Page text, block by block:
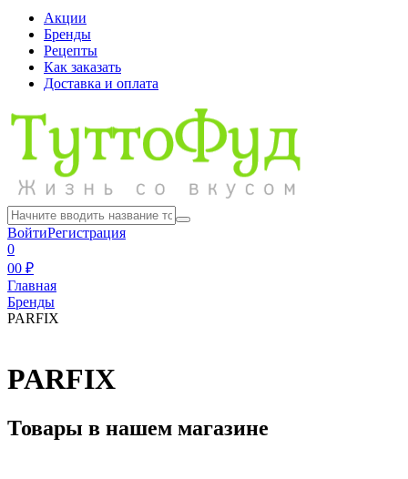
Акции
Бренды
Рецепты
Как заказать
Доставка и оплата
ВойтиРегистрация
0
00 ₽
Главная
Бренды
PARFIX
PARFIX
Товары в нашем магазине